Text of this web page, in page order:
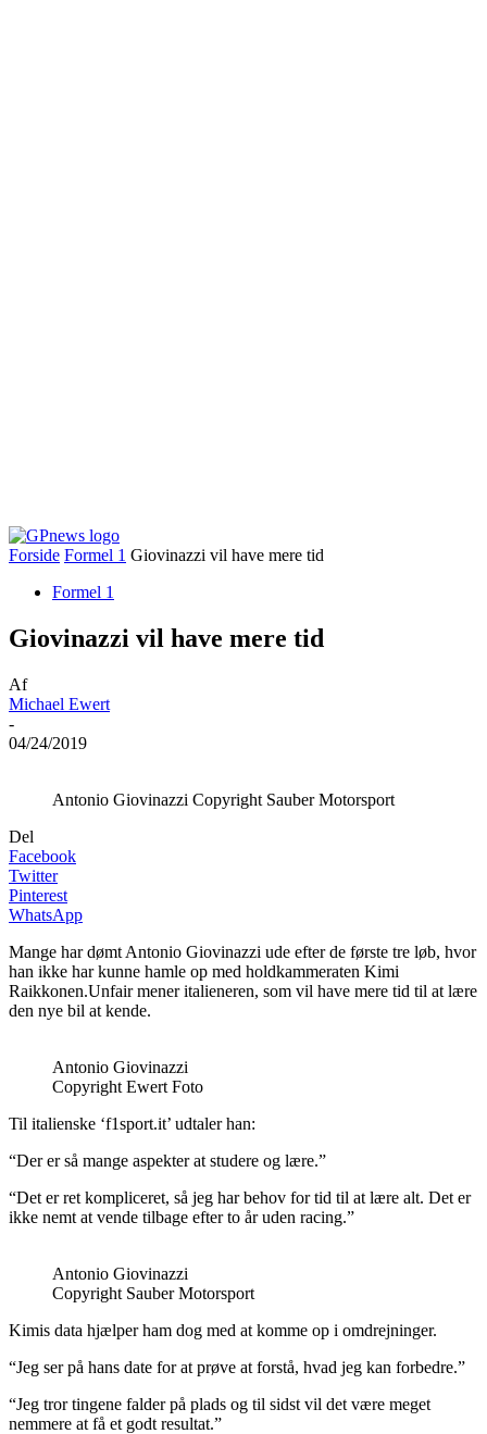
Forside Formel 1 Giovinazzi vil have mere tid
Formel 1
Giovinazzi vil have mere tid
Af
Michael Ewert
-
04/24/2019
Antonio Giovinazzi Copyright Sauber Motorsport
Del
Facebook
Twitter
Pinterest
WhatsApp
Mange har dømt Antonio Giovinazzi ude efter de første tre løb, hvor
han ikke har kunne hamle op med holdkammeraten Kimi
Raikkonen.Unfair mener italieneren, som vil have mere tid til at lære
den nye bil at kende.
Antonio Giovinazzi
Copyright Ewert Foto
Til italienske ‘f1sport.it’ udtaler han:
“Der er så mange aspekter at studere og lære.”
“Det er ret kompliceret, så jeg har behov for tid til at lære alt. Det er
ikke nemt at vende tilbage efter to år uden racing.”
Antonio Giovinazzi
Copyright Sauber Motorsport
Kimis data hjælper ham dog med at komme op i omdrejninger.
“Jeg ser på hans date for at prøve at forstå, hvad jeg kan forbedre.”
“Jeg tror tingene falder på plads og til sidst vil det være meget
nemmere at få et godt resultat.”